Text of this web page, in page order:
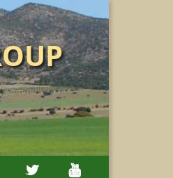
TWITTER